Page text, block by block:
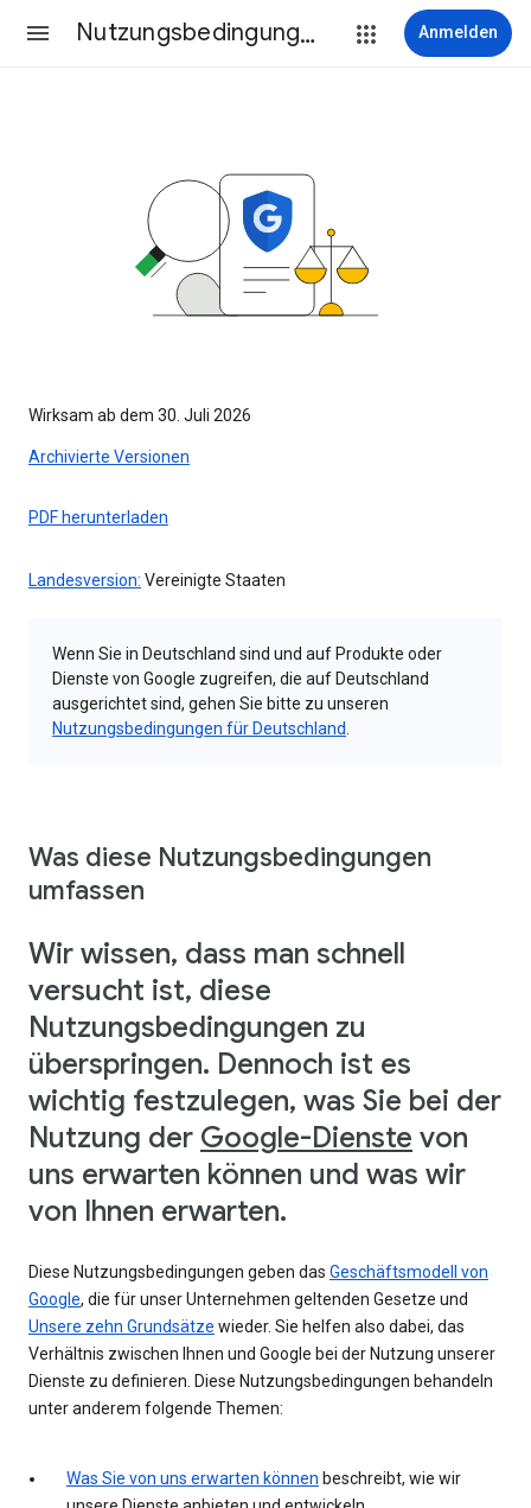
Nutzungsbedingungen Anmelden
Wirksam ab dem 30. Juli 2026
Archivierte Versionen
PDF herunterladen
Landesversion: Vereinigte Staaten
Wenn Sie in Deutschland sind und auf Produkte oder
Dienste von Google zugreifen, die auf Deutschland
ausgerichtet sind, gehen Sie bitte zu unseren
Nutzungsbedingungen für Deutschland
Was diese Nutzungsbedingungen
umfassen
Wir wissen, dass man schnell
versucht ist, diese
Nutzungsbedingungen zu
überspringen. Dennoch ist es
wichtig festzulegen, was Sie bei der
Nutzung der Google-Dienste von
uns erwarten können und was wir
von Ihnen erwarten.
Diese Nutzungsbedingungen geben das Geschäftsmodell von
Google, die für unser Unternehmen geltenden Gesetze und
Unsere zehn Grundsätze wieder. Sie helfen also dabei, das
Verhältnis zwischen Ihnen und Google bei der Nutzung unserer
Dienste zu definieren. Diese Nutzungsbedingungen behandeln
unter anderem folgende Themen:
Was Sie von uns erwarten können beschreibt, wie wir